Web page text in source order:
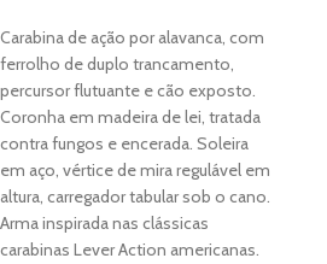
Carabina de ação por alavanca, com
ferrolho de duplo trancamento,
percursor flutuante e cão exposto.
Coronha em madeira de lei, tratada
contra fungos e encerada. Soleira
em aço, vértice de mira regulável em
altura, carregador tabular sob o cano.
Arma inspirada nas clássicas
carabinas Lever Action americanas.